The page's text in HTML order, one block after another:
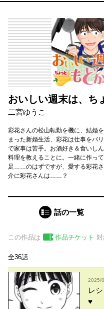
おいしい週末は、ち
二宮ゆうこ
彩花さんの松山転勤を機に、結婚
まった新婚生活、彩花は仕事をバ
で家事は苦手。お酒好き＆食いし
料理を教えることに。一緒に作っ
足……のはずですが、愛する彩花
介に彩花さんは……？
話の一覧
この作品は 作品チケット
全36話
2025/
レ
♥